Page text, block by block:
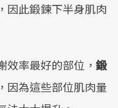
因此鍛鍊下半身肌肉
效率最好的部位， 鍛
，因為這些部位肌肉量